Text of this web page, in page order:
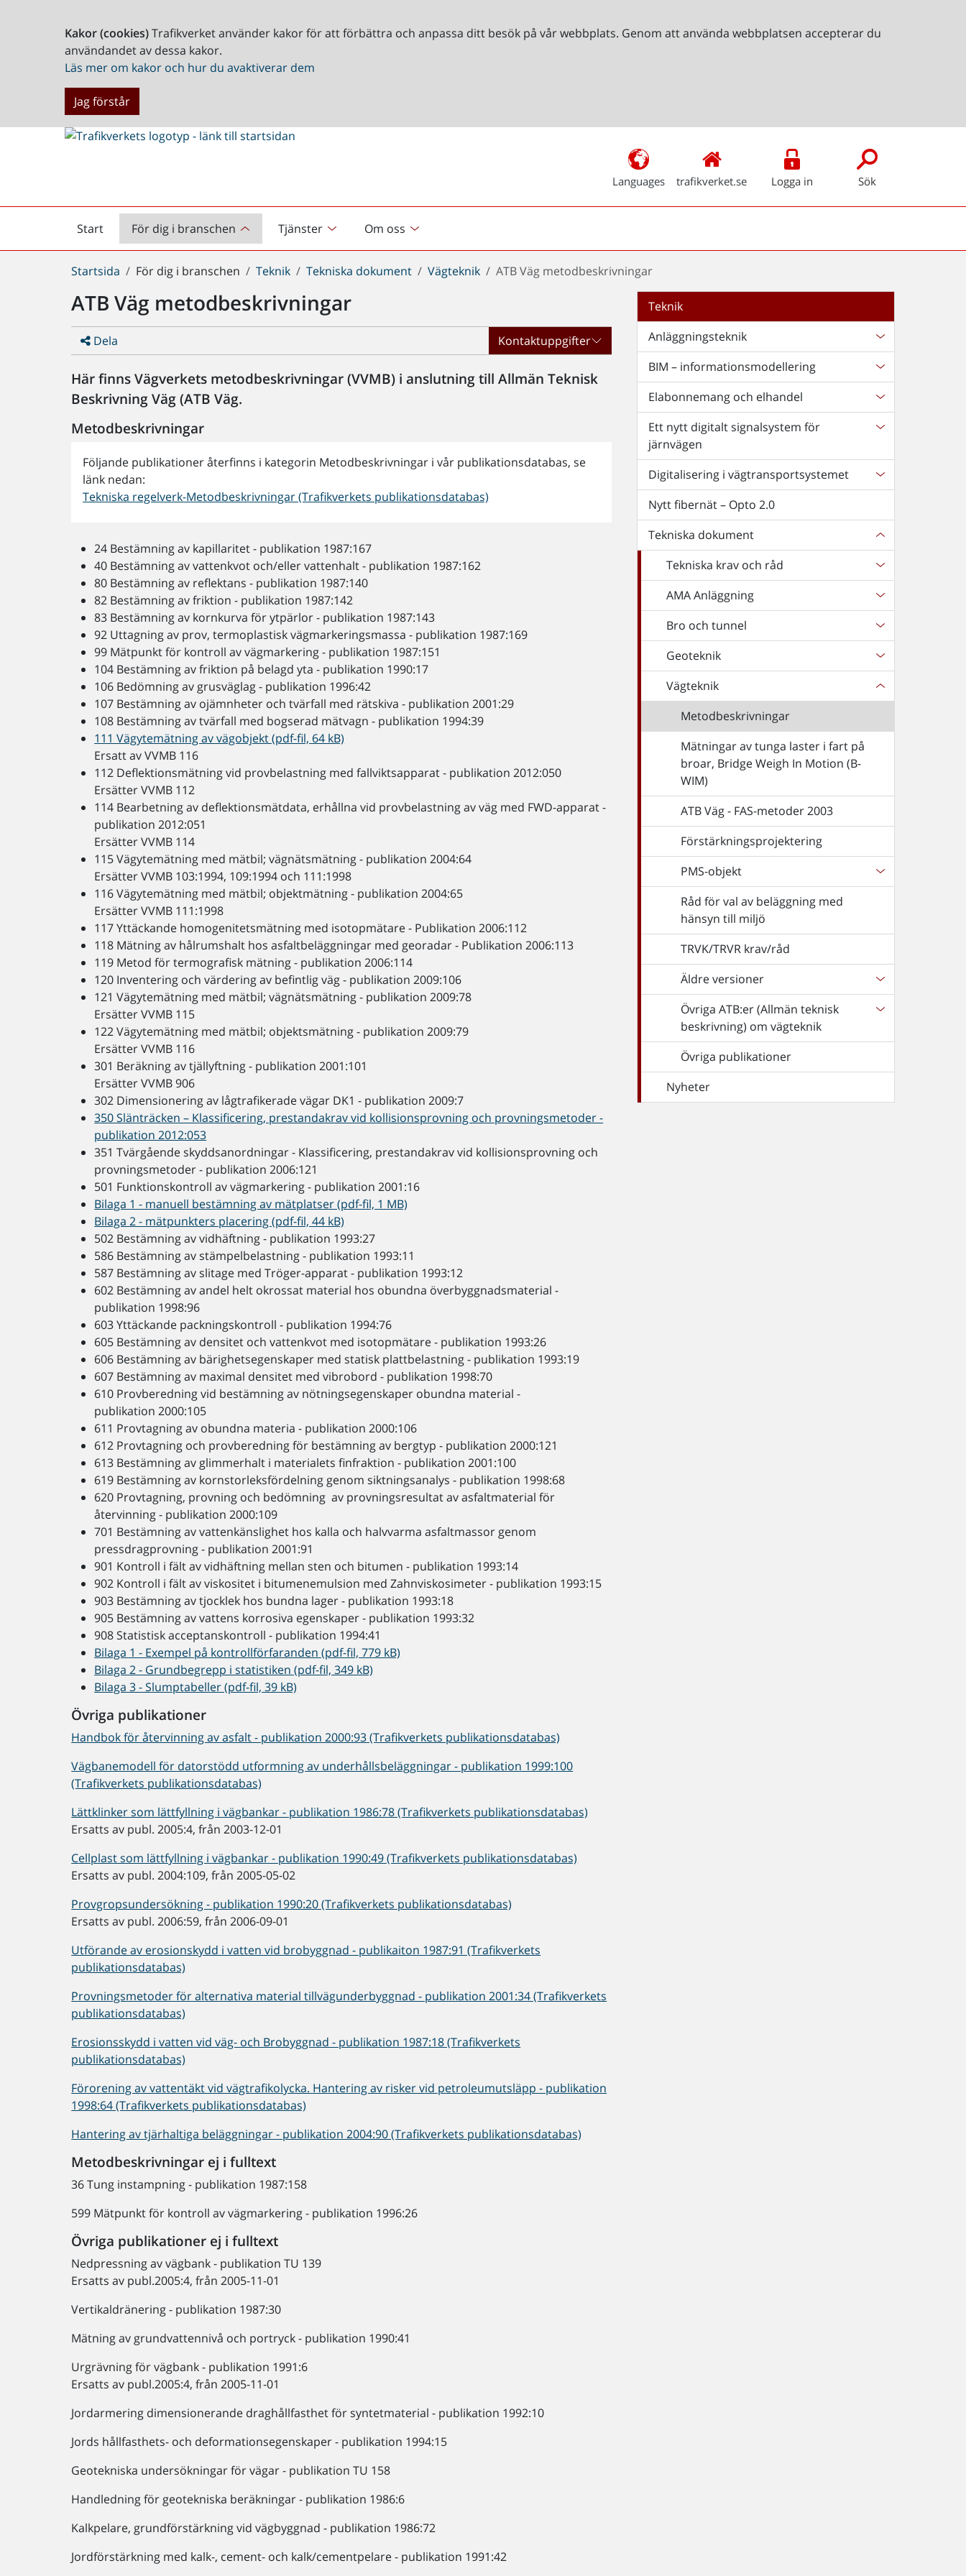
Kakor (cookies)Trafikverket använder kakor för att förbättra och anpassa ditt besök på vår webbplats. Genom att använda webbplatsen accepterar du
användandet av dessa kakor.
Läs mer om kakor och hur du avaktiverar dem
Jag förstår
Languages trafikverket.se Logga in Sök
Start
Startsida För dig i branschen Tjänster Om oss
Du
här:
Startsida För dig i branschen Teknik Tekniska dokument Vägteknik ATB Väg metodbeskrivningar
ATB Väg metodbeskrivningar
Dela Kontaktuppgifter
Här finns Vägverkets metodbeskrivningar (VVMB) i anslutning till Allmän Teknisk
Beskrivning Väg (ATB Väg.
Metodbeskrivningar
Följande publikationer återfinns i kategorin Metodbeskrivningar i vår publikationsdatabas, se
länk nedan:
Tekniska regelverk-Metodbeskrivningar (Trafikverkets publikationsdatabas)
24 Bestämning av kapillaritet - publikation 1987:167
40 Bestämning av vattenkvot och/eller vattenhalt - publikation 1987:162
80 Bestämning av reflektans - publikation 1987:140
82 Bestämning av friktion - publikation 1987:142
83 Bestämning av kornkurva för ytpärlor - publikation 1987:143
92 Uttagning av prov, termoplastisk vägmarkeringsmassa - publikation 1987:169
99 Mätpunkt för kontroll av vägmarkering - publikation 1987:151
104 Bestämning av friktion på belagd yta - publikation 1990:17
106 Bedömning av grusväglag - publikation 1996:42
107 Bestämning av ojämnheter och tvärfall med rätskiva - publikation 2001:29
108 Bestämning av tvärfall med bogserad mätvagn - publikation 1994:39
111 Vägytemätning av vägobjekt (pdf-fil, 64 kB)
Ersatt av VVMB 116
112 Deflektionsmätning vid provbelastning med fallviktsapparat - publikation 2012:050
Ersätter VVMB 112
114 Bearbetning av deflektionsmätdata, erhållna vid provbelastning av väg med FWD-apparat -
publikation 2012:051
Ersätter VVMB 114
115 Vägytemätning med mätbil; vägnätsmätning - publikation 2004:64
Ersätter VVMB 103:1994, 109:1994 och 111:1998
116 Vägytemätning med mätbil; objektmätning - publikation 2004:65
Ersätter VVMB 111:1998
117 Yttäckande homogenitetsmätning med isotopmätare - Publikation 2006:112
118 Mätning av hålrumshalt hos asfaltbeläggningar med georadar - Publikation 2006:113
119 Metod för termografisk mätning - publikation 2006:114
120 Inventering och värdering av befintlig väg - publikation 2009:106
121 Vägytemätning med mätbil; vägnätsmätning - publikation 2009:78
Ersätter VVMB 115
122 Vägytemätning med mätbil; objektsmätning - publikation 2009:79
Ersätter VVMB 116
301 Beräkning av tjällyftning - publikation 2001:101
Ersätter VVMB 906
302 Dimensionering av lågtrafikerade vägar DK1 - publikation 2009:7
350 Slänträcken – Klassificering, prestandakrav vid kollisionsprovning och provningsmetoder -
publikation 2012:053
351 Tvärgående skyddsanordningar - Klassificering, prestandakrav vid kollisionsprovning och
provningsmetoder - publikation 2006:121
501 Funktionskontroll av vägmarkering - publikation 2001:16
Bilaga 1 - manuell bestämning av mätplatser (pdf-fil, 1 MB)
Bilaga 2 - mätpunkters placering (pdf-fil, 44 kB)
502 Bestämning av vidhäftning - publikation 1993:27
586 Bestämning av stämpelbelastning - publikation 1993:11
587 Bestämning av slitage med Tröger-apparat - publikation 1993:12
602 Bestämning av andel helt okrossat material hos obundna överbyggnadsmaterial -
publikation 1998:96
603 Yttäckande packningskontroll - publikation 1994:76
605 Bestämning av densitet och vattenkvot med isotopmätare - publikation 1993:26
606 Bestämning av bärighetsegenskaper med statisk plattbelastning - publikation 1993:19
607 Bestämning av maximal densitet med vibrobord - publikation 1998:70
610 Provberedning vid bestämning av nötningsegenskaper obundna material -
publikation 2000:105
611 Provtagning av obundna materia - publikation 2000:106
612 Provtagning och provberedning för bestämning av bergtyp - publikation 2000:121
613 Bestämning av glimmerhalt i materialets finfraktion - publikation 2001:100
619 Bestämning av kornstorleksfördelning genom siktningsanalys - publikation 1998:68
620 Provtagning, provning och bedömning av provningsresultat av asfaltmaterial för
återvinning - publikation 2000:109
701 Bestämning av vattenkänslighet hos kalla och halvvarma asfaltmassor genom
pressdragprovning - publikation 2001:91
901 Kontroll i fält av vidhäftning mellan sten och bitumen - publikation 1993:14
902 Kontroll i fält av viskositet i bitumenemulsion med Zahnviskosimeter - publikation 1993:15
903 Bestämning av tjocklek hos bundna lager - publikation 1993:18
905 Bestämning av vattens korrosiva egenskaper - publikation 1993:32
908 Statistisk acceptanskontroll - publikation 1994:41
Bilaga 1 - Exempel på kontrollförfaranden (pdf-fil, 779 kB)
Bilaga 2 - Grundbegrepp i statistiken (pdf-fil, 349 kB)
Bilaga 3 - Slumptabeller (pdf-fil, 39 kB)
Övriga publikationer
Handbok för återvinning av asfalt - publikation 2000:93 (Trafikverkets publikationsdatabas)
Vägbanemodell för datorstödd utformning av underhållsbeläggningar - publikation 1999:100
(Trafikverkets publikationsdatabas)
Lättklinker som lättfyllning i vägbankar - publikation 1986:78 (Trafikverkets publikationsdatabas)
Ersatts av publ. 2005:4, från 2003-12-01
Cellplast som lättfyllning i vägbankar - publikation 1990:49 (Trafikverkets publikationsdatabas)
Ersatts av publ. 2004:109, från 2005-05-02
Provgropsundersökning - publikation 1990:20 (Trafikverkets publikationsdatabas)
Ersatts av publ. 2006:59, från 2006-09-01
Utförande av erosionskydd i vatten vid brobyggnad - publikaiton 1987:91 (Trafikverkets
publikationsdatabas)
Provningsmetoder för alternativa material tillvägunderbyggnad - publikation 2001:34 (Trafikverkets
publikationsdatabas)
Erosionsskydd i vatten vid väg- och Brobyggnad - publikation 1987:18 (Trafikverkets
publikationsdatabas)
Förorening av vattentäkt vid vägtrafikolycka. Hantering av risker vid petroleumutsläpp - publikation
1998:64 (Trafikverkets publikationsdatabas)
Hantering av tjärhaltiga beläggningar - publikation 2004:90 (Trafikverkets publikationsdatabas)
Metodbeskrivningar ej i fulltext
36 Tung instampning - publikation 1987:158
599 Mätpunkt för kontroll av vägmarkering - publikation 1996:26
Övriga publikationer ej i fulltext
Nedpressning av vägbank - publikation TU 139
Ersatts av publ.2005:4, från 2005-11-01
Vertikaldränering - publikation 1987:30
Mätning av grundvattennivå och portryck - publikation 1990:41
Urgrävning för vägbank - publikation 1991:6
Ersatts av publ.2005:4, från 2005-11-01
Jordarmering dimensionerande draghållfasthet för syntetmaterial - publikation 1992:10
Jords hållfasthets- och deformationsegenskaper - publikation 1994:15
Geotekniska undersökningar för vägar - publikation TU 158
Handledning för geotekniska beräkningar - publikation 1986:6
Kalkpelare, grundförstärkning vid vägbyggnad - publikation 1986:72
Jordförstärkning med kalk-, cement- och kalk/cementpelare - publikation 1991:42
Teknik
Anläggningsteknik
BIM – informationsmodellering
Elabonnemang och elhandel
Ett nytt digitalt signalsystem för
järnvägen
Digitalisering i vägtransportsystemet
Nytt fibernät – Opto 2.0
Tekniska dokument
Tekniska krav och råd
AMA Anläggning
Bro och tunnel
Geoteknik
Vägteknik
Metodbeskrivningar
Mätningar av tunga laster i fart på
broar, Bridge Weigh In Motion (B-
WIM)
ATB Väg - FAS-metoder 2003
Förstärkningsprojektering
PMS-objekt
Råd för val av beläggning med
hänsyn till miljö
TRVK/TRVR krav/råd
Äldre versioner
Övriga ATB:er (Allmän teknisk
beskrivning) om vägteknik
Övriga publikationer
Nyheter